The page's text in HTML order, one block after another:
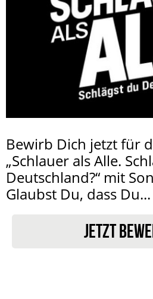
Bewirb Dich jetzt für
„Schlauer als Alle.
Deutschland?“ mit
Glaubst Du, dass Du...
JETZT